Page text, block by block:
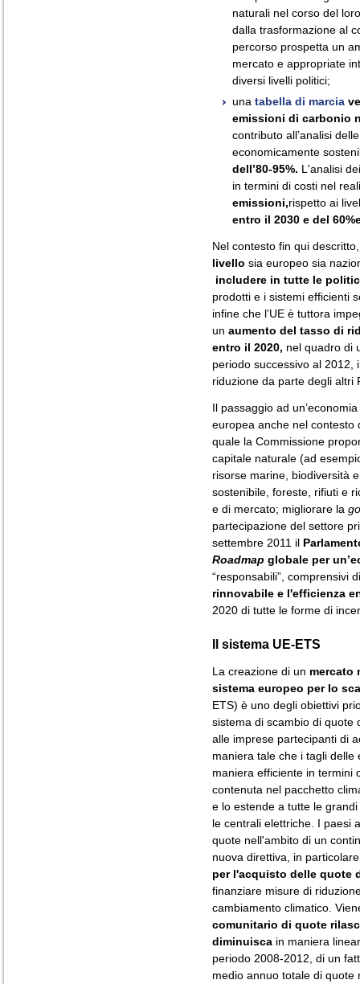
naturali nel corso del
dalla trasformazione al
percorso prospetta un
mercato e appropriate
diversi livelli politici;
una tabella di marcia
emissioni di carbonio
contributo all’analisi
economicamente
dell’80-95%. L'analisi
in termini di costi nel
emissioni,rispetto ai
entro il 2030 e del
Nel contesto fin qui
livello sia europeo sia
includere in tutte le
prodotti e i sistemi efficienti
infine che l’UE è tuttora
un aumento del tasso di
entro il 2020, nel quadro di
periodo successivo al 2012,
riduzione da parte degli altri
Il passaggio ad
europea anche nel contesto
quale la Commissione
capitale naturale (ad
risorse marine, biodiversità
sostenibile, foreste, rifiuti e
e di mercato; migliorare la
partecipazione del settore
settembre 2011 il
Roadmap globale per
“responsabili”, comprensivi
rinnovabile e l'efficienza
2020 di tutte le forme di
Il sistema UE-ETS
La creazione di un mercato
sistema europeo per lo
ETS) è uno degli obiettivi
sistema di scambio di quote
alle imprese partecipanti di
maniera tale che i tagli
maniera efficiente in termini
contenuta nel pacchetto
e lo estende a tutte le
le centrali elettriche. I paesi
quote nell'ambito di un
nuova direttiva, in
per l'acquisto delle quote
finanziare misure di
cambiamento climatico.
comunitario di quote
diminuisca in maniera
periodo 2008-2012, di un
medio annuo totale di quote